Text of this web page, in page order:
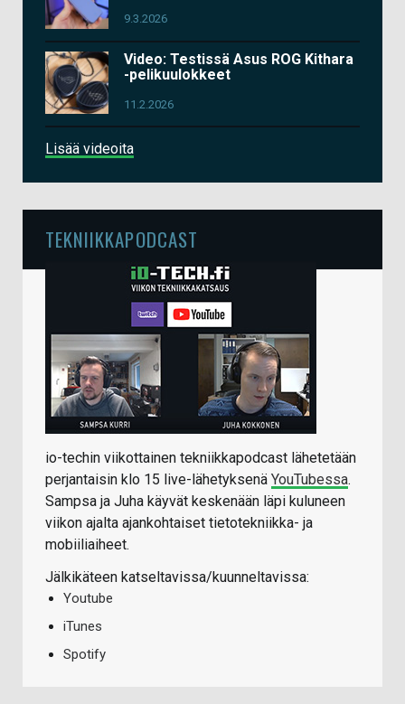
9.3.2026
Video: Testissä Asus ROG Kithara
-pelikuulokkeet
11.2.2026
Lisää videoita
TEKNIIKKAPODCAST
io-techin viikottainen tekniikkapodcast lähetetään
perjantaisin klo 15 live-lähetyksenä YouTubessa.
Sampsa ja Juha käyvät keskenään läpi kuluneen
viikon ajalta ajankohtaiset tietotekniikka- ja
mobiiliaiheet.
Jälkikäteen katseltavissa/kuunneltavissa:
Youtube
iTunes
Spotify